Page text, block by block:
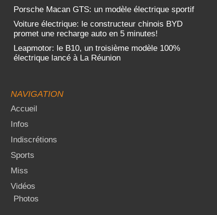
Porsche Macan GTS: un modèle électrique sportif
Voiture électrique: le constructeur chinois BYD
promet une recharge auto en 5 minutes!
Leapmotor: le B10, un troisième modèle 100%
électrique lancé à La Réunion
NAVIGATION
Accueil
Infos
Indiscrétions
Sports
Miss
Vidéos
Photos